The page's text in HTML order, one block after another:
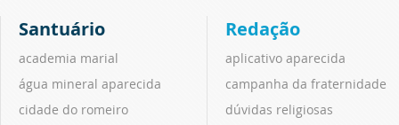
Santuário
academia marial
água mineral aparecida
cidade do romeiro
Redação
aplicativo aparecida
campanha da fraternidade
dúvidas religiosas